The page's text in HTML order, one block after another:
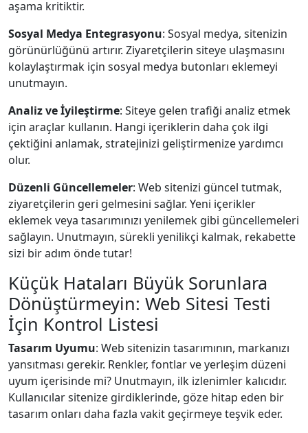
aşama kritiktir.
Sosyal Medya Entegrasyonu: Sosyal medya, sitenizin
görünürlüğünü artırır. Ziyaretçilerin siteye ulaşmasını
kolaylaştırmak için sosyal medya butonları eklemeyi
unutmayın.
Analiz ve İyileştirme: Siteye gelen trafiği analiz etmek
için araçlar kullanın. Hangi içeriklerin daha çok ilgi
çektiğini anlamak, stratejinizi geliştirmenize yardımcı
olur.
Düzenli Güncellemeler: Web sitenizi güncel tutmak,
ziyaretçilerin geri gelmesini sağlar. Yeni içerikler
eklemek veya tasarımınızı yenilemek gibi güncellemeleri
sağlayın. Unutmayın, sürekli yenilikçi kalmak, rekabette
sizi bir adım önde tutar!
Küçük Hataları Büyük Sorunlara
Dönüştürmeyin: Web Sitesi Testi
İçin Kontrol Listesi
Tasarım Uyumu: Web sitenizin tasarımının, markanızı
yansıtması gerekir. Renkler, fontlar ve yerleşim düzeni
uyum içerisinde mi? Unutmayın, ilk izlenimler kalıcıdır.
Kullanıcılar sitenize girdiklerinde, göze hitap eden bir
tasarım onları daha fazla vakit geçirmeye teşvik eder.